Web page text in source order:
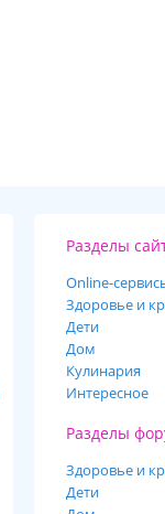
Разделы
Online-
Здоровье и
Дети
Дом
Кулинария
Интересное
Разделы
Здоровье и
Дети